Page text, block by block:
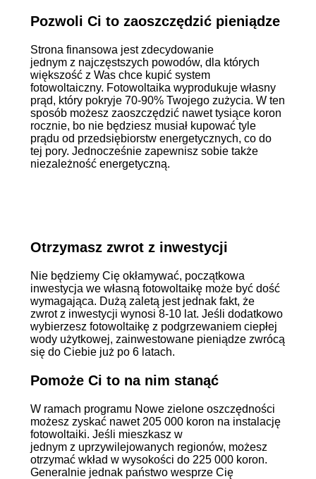
Pozwoli Ci to zaoszczędzić pieniądze
Strona finansowa jest zdecydowanie
jednym z najczęstszych powodów, dla których
większość z Was chce kupić system
fotowoltaiczny. Fotowoltaika wyprodukuje własny
prąd, który pokryje 70-90% Twojego zużycia. W ten
sposób możesz zaoszczędzić nawet tysiące koron
rocznie, bo nie będziesz musiał kupować tyle
prądu od przedsiębiorstw energetycznych, co do
tej pory. Jednocześnie zapewnisz sobie także
niezależność energetyczną.
Otrzymasz zwrot z inwestycji
Nie będziemy Cię okłamywać, początkowa
inwestycja we własną fotowoltaikę może być dość
wymagająca. Dużą zaletą jest jednak fakt, że
zwrot z inwestycji wynosi 8-10 lat. Jeśli dodatkowo
wybierzesz fotowoltaikę z podgrzewaniem ciepłej
wody użytkowej, zainwestowane pieniądze zwrócą
się do Ciebie już po 6 latach.
Pomoże Ci to na nim stanąć
W ramach programu Nowe zielone oszczędności
możesz zyskać nawet 205 000 koron na instalację
fotowoltaiki. Jeśli mieszkasz w
jednym z uprzywilejowanych regionów, możesz
otrzymać wkład w wysokości do 225 000 koron.
Generalnie jednak państwo wesprze Cię